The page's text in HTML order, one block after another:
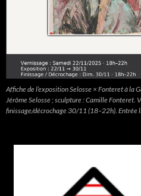
Affiche de l’exposition Selosse × Fonteret à
Jérôme Selosse ; sculpture : Camille
finissage/décrochage 30/11 (18–22h). Entrée